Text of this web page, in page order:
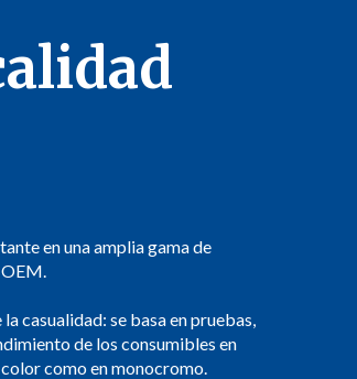
en una amplia gama de
casualidad: se basa en pruebas,
de los consumibles en
como en monocromo.